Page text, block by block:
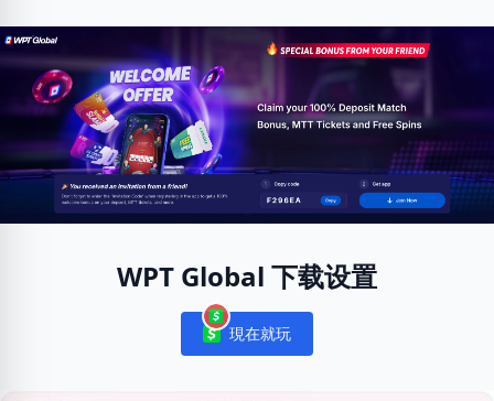
WPT Global 下载设置
Notifications
現在就玩